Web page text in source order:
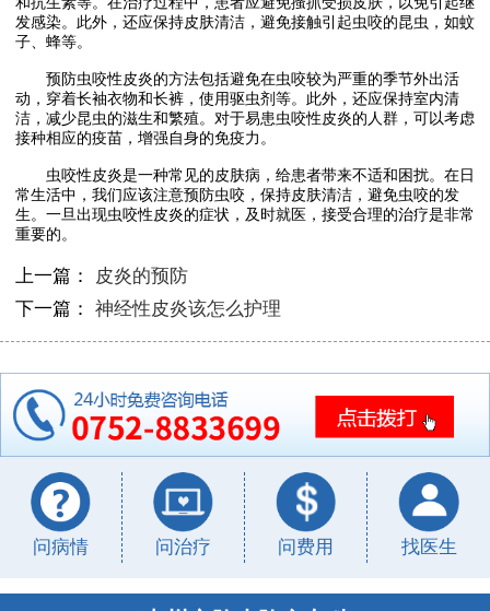
发感染。此外，还应保持皮肤清洁，避免接触引起虫咬的昆虫，如蚊
子、蜂等。
预防虫咬性皮炎的方法包括避免在虫咬较为严重的季节外出活
动，穿着长袖衣物和长裤，使用驱虫剂等。此外，还应保持室内清
洁，减少昆虫的滋生和繁殖。对于易患虫咬性皮炎的人群，可以考虑
接种相应的疫苗，增强自身的免疫力。
虫咬性皮炎是一种常见的皮肤病，给患者带来不适和困扰。在日
常生活中，我们应该注意预防虫咬，保持皮肤清洁，避免虫咬的发
生。一旦出现虫咬性皮炎的症状，及时就医，接受合理的治疗是非常
重要的。
上一篇：
皮炎的预防
下一篇： 神经性皮炎该怎么护理
问病情 问治疗 问费用 找医生